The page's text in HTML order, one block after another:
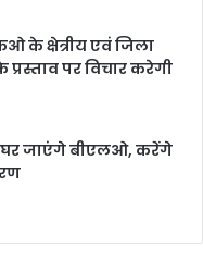
के क्षेत्रीय एवं जिला
पर विचार करेगी
घर जाएंगे बीएलओ, करेंगे